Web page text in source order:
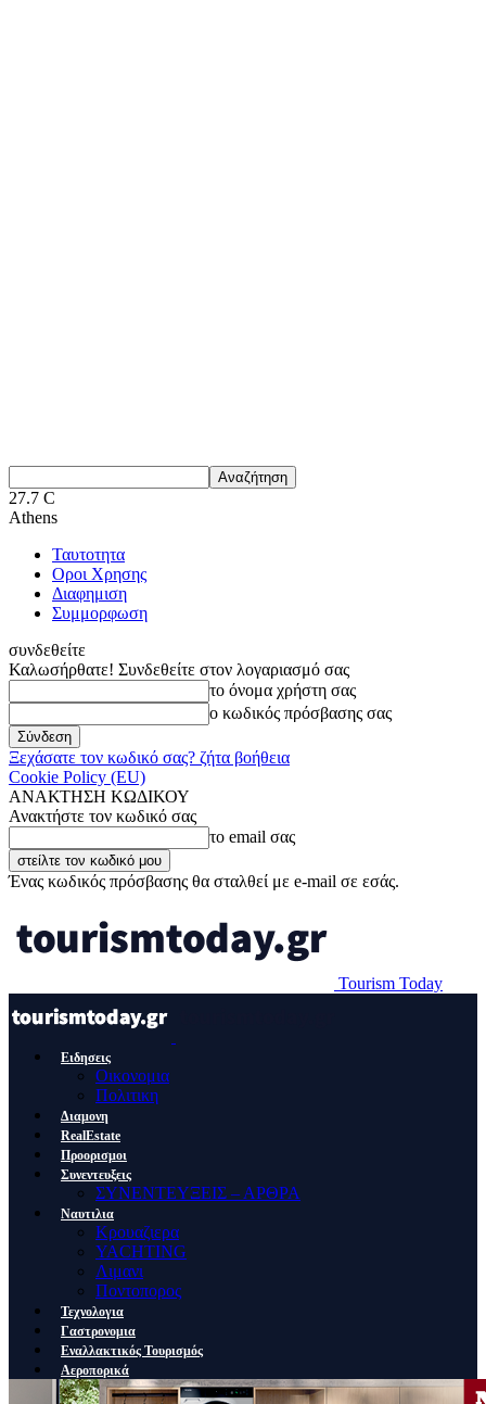
27.7 C
Athens
Ταυτοτητα
Οροι Χρησης
Διαφημιση
Συμμορφωση
συνδεθείτε
Καλωσήρθατε! Συνδεθείτε στον λογαριασμό σας
το όνομα χρήστη σας
ο κωδικός πρόσβασης σας
Ξεχάσατε τον κωδικό σας? ζήτα βοήθεια
Cookie Policy (EU)
ΑΝΑΚΤΗΣΗ ΚΩΔΙΚΟΥ
Ανακτήστε τον κωδικό σας
το email σας
Ένας κωδικός πρόσβασης θα σταλθεί με e-mail σε εσάς.
Tourism Today
Ειδησεις
Οικονομια
Πολιτικη
Διαμονη
RealEstate
Προορισμοι
Συνεντευξεις
ΣΥΝΕΝΤΕΥΞΕΙΣ – ΑΡΘΡΑ
Ναυτιλια
Κρουαζιερα
YACHTING
Λιμανι
Ποντοπορος
Τεχνολογια
Γαστρονομια
Εναλλακτικός Τουρισμός
Αεροπορικά